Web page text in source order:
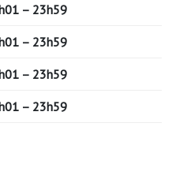
– 23h59
– 23h59
– 23h59
– 23h59